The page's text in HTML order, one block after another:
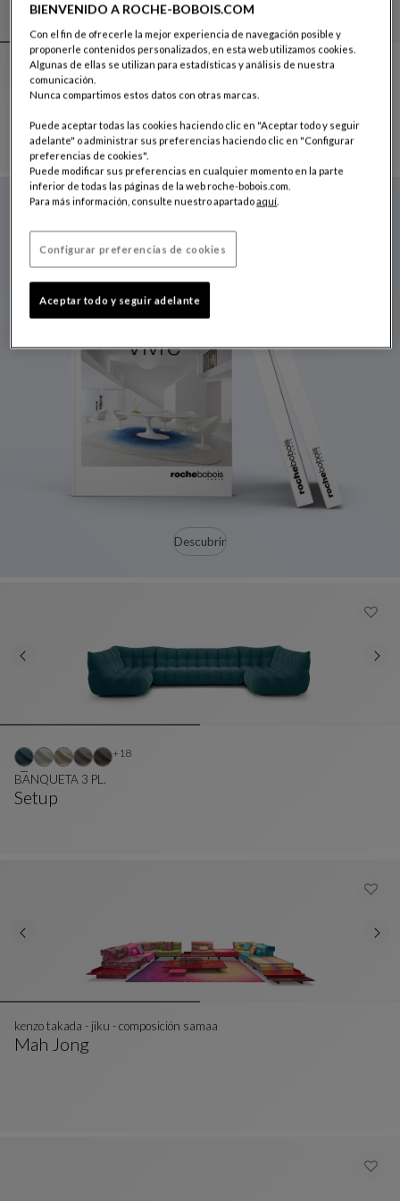
Gran Sofá 3 Plazas - Apoyabrazos Bajo
Ver Descripción Completa
gran sofá 3 plazas - apoyabrazos bajo
+18Otros colores : 18 colores disponibles
Descubrir
CATÁLOGO 2026
Disponible en todas nuestras tiendas.
Setup
BANQUETA 3 PL.
+18Otros colores : 18 colores disponibles
Mah Jong
kenzo takada - jiku - composición samaa
BIENVENIDO A ROCHE-BOBOIS.COM
Con el fin de ofrecerle la mejor experiencia de navegación posible y
proponerle contenidos personalizados, en esta web utilizamos cookies.
Algunas de ellas se utilizan para estadísticas y análisis de nuestra
comunicación.
Nunca compartimos estos datos con otras marcas.
Puede aceptar todas las cookies haciendo clic en "Aceptar todo y seguir
adelante" o administrar sus preferencias haciendo clic en "Configurar
preferencias de cookies".
Puede modificar sus preferencias en cualquier momento en la parte
inferior de todas las páginas de la web roche-bobois.com.
Para más información, consulte nuestro apartadoaquí
Configurar preferencias de cookies
Aceptar todo y seguir adelante